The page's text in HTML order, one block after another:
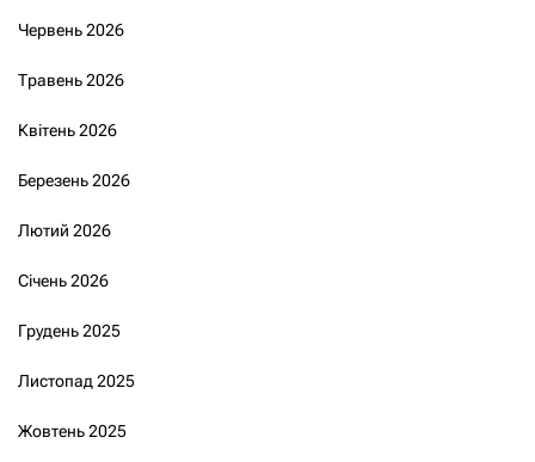
Червень 2026
Травень 2026
Квітень 2026
Березень 2026
Лютий 2026
Січень 2026
Грудень 2025
Листопад 2025
Жовтень 2025